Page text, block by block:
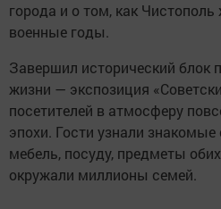
города и о том, как
военные годы.
Завершил исторический блок
жизни — экспозиция
посетителей в атмосферу
эпохи. Гости узнали знакомые
мебель, посуду, предметы
окружали миллионы семей.